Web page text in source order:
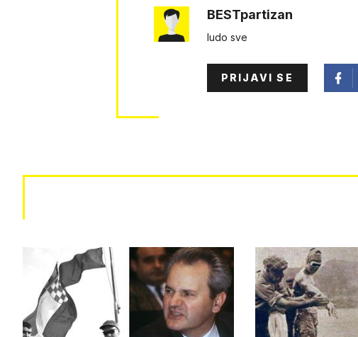
BESTpartizan
ludo sve
PRIJAVI SE